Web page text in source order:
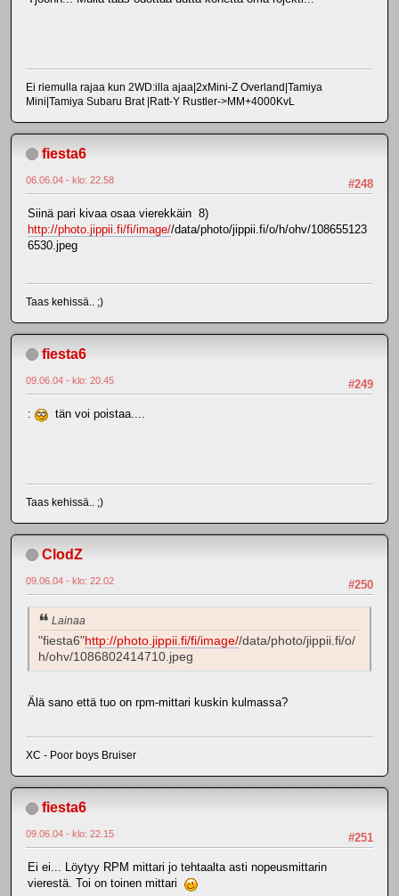
Ei riemulla rajaa kun 2WD:illa ajaa|2xMini-Z Overland|Tamiya
Mini|Tamiya Subaru Brat |Ratt-Y Rustler->MM+4000KvL
fiesta6
#248
06.06.04 - klo: 22.58
Siinä pari kivaa osaa vierekkäin 8)
http://photo.jippii.fi/fi/image//data/photo/jippii.fi/o/h/ohv/108655123
6530.jpeg
Taas kehissä.. ;)
fiesta6
#249
09.06.04 - klo: 20.45
: tän voi poistaa....
Taas kehissä.. ;)
ClodZ
#250
09.06.04 - klo: 22.02
Lainaa
"fiesta6"http://photo.jippii.fi/fi/image//data/photo/jippii.fi/o/
h/ohv/1086802414710.jpeg
Älä sano että tuo on rpm-mittari kuskin kulmassa?
XC - Poor boys Bruiser
fiesta6
#251
09.06.04 - klo: 22.15
Ei ei... Löytyy RPM mittari jo tehtaalta asti nopeusmittarin
vierestä. Toi on toinen mittari